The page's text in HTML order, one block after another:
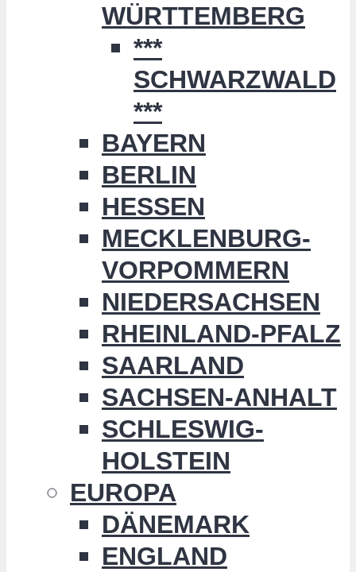
WÜRTTEMBERG
***
SCHWARZWALD
***
BAYERN
BERLIN
HESSEN
MECKLENBURG-
VORPOMMERN
NIEDERSACHSEN
RHEINLAND-PFALZ
SAARLAND
SACHSEN-ANHALT
SCHLESWIG-
HOLSTEIN
EUROPA
DÄNEMARK
ENGLAND